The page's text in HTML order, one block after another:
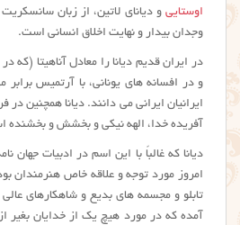
اوستایی و دیانای لاتین، از زبان
وجدان بیدار و نهایت اخلاق انسانی است.
در ایران قدیم دیانا را معادل آناهیتا (که
و در افسانه های یونانی، با آرتمیس
ایرانیان ایرانی می دانند. دیانا همچنین در
آفریده خدا، الهه نیکی و بخشش و بخشنده
دیانا که غالباً با این اسم در ادبیات جهان
امروز مورد توجه و علاقه خاص هنرمندان
تابلو و مجسمه های بدیع و شاهکارهای
آمده که در مورد هیچ یک از خدایان بغیر